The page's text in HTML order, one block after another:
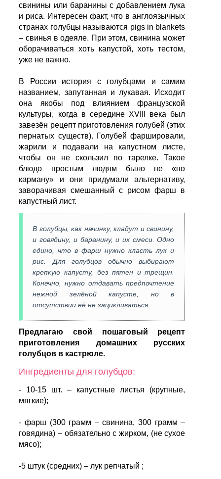
свинины или баранины с добавлением лука
и риса. Интересен факт, что в англоязычных
странах голубцы называются pigs in blankets
– свинья в одеяле. При этом, свинина может
оборачиваться хоть капустой, хоть тестом,
уже не важно.
В России история с голубцами и самим
названием, запутанная и лукавая. Исходит
она якобы под влиянием французской
культуры, когда в середине XVIII века был
завезён рецепт приготовления голубей (этих
пернатых существ). Голубей фаршировали,
жарили и подавали на капустном листе,
чтобы он не скользил по тарелке. Такое
блюдо простым людям было не «по
карману» и они придумали альтернативу,
заворачивая смешанный с рисом фарш в
капустный лист.
В голубцы, как начинку, кладут и свинину,
и говядину, и баранину, и их смеси. Одно
едино, что в фарш нужно класть лук и
рис. Для голубцов обычно выбирают
крепкую капусту, без пятен и трещин.
Конечно, нужно отдавать предпочтение
нежной зелёной капусте, но в
отсутствии её не зацикливаться.
Предлагаю свой пошаговый рецепт
приготовления домашних русских
голубцов в кастрюле.
Ингредиенты для голубцов:
- 10-15 шт. – капустные листья (крупные,
мягкие);
- фарш (300 грамм – свинина, 300 грамм –
говядина) – обязательно с жирком, (не сухое
мясо);
-5 штук (средних) – лук репчатый ;